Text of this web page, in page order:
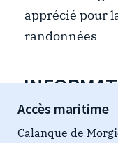
apprécié pour
randonnées
Accès maritime
Calanque de